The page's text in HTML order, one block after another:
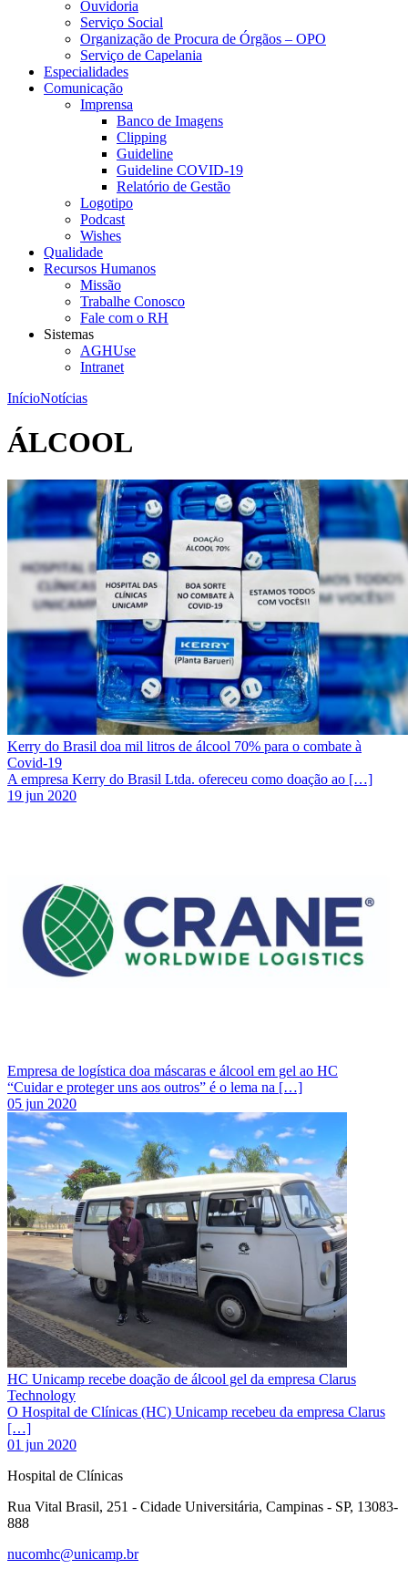
Ouvidoria
Serviço Social
Organização de Procura de Órgãos – OPO
Serviço de Capelania
Especialidades
Comunicação
Imprensa
Banco de Imagens
Clipping
Guideline
Guideline COVID-19
Relatório de Gestão
Logotipo
Podcast
Wishes
Qualidade
Recursos Humanos
Missão
Trabalhe Conosco
Fale com o RH
Sistemas
AGHUse
Intranet
InícioNotícias
ÁLCOOL
Kerry do Brasil doa mil litros de álcool 70% para o combate à
Covid-19
A empresa Kerry do Brasil Ltda. ofereceu como doação ao […]
19 jun 2020
Empresa de logística doa máscaras e álcool em gel ao HC
“Cuidar e proteger uns aos outros” é o lema na […]
05 jun 2020
HC Unicamp recebe doação de álcool gel da empresa Clarus
Technology
O Hospital de Clínicas (HC) Unicamp recebeu da empresa Clarus
[…]
01 jun 2020
Hospital de Clínicas
Rua Vital Brasil, 251 - Cidade Universitária, Campinas - SP, 13083-
888
nucomhc@unicamp.br